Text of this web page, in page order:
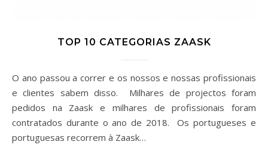
TOP 10 CATEGORIAS ZAASK
O ano passou a correr e os nossos e nossas profissionais
e clientes sabem disso. Milhares de projectos foram
pedidos na Zaask e milhares de profissionais foram
contratados durante o ano de 2018. Os portugueses e
portuguesas recorrem à Zaask…